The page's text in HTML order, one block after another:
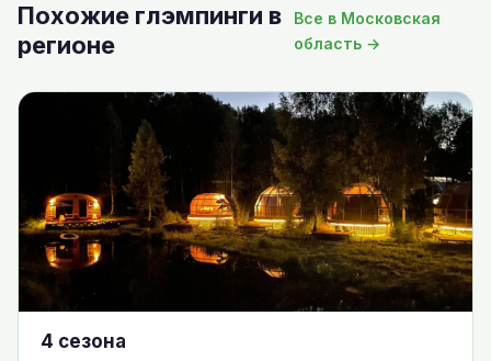
Похожие глэмпинги в
регионе
Все в Московская
область →
4 сезона